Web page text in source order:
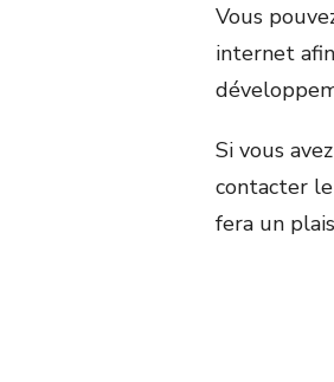
Vous
internet
Si vous
contacter
fera un